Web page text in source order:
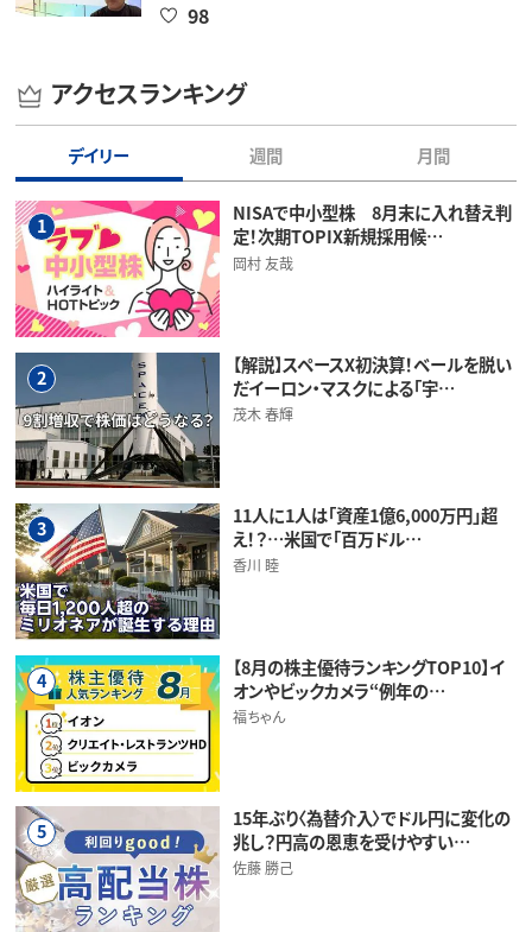
98
アクセスランキング
デイリー 週間 月間
1
NISAで中小型株 8月末に入れ替え判
定！次期TOPIX新規採用候…
岡村 友哉
2
【解説】スペースX初決算！ベールを脱い
だイーロン・マスクによる「宇…
茂木 春輝
3
11人に1人は「資産1億6,000万円」超
え！？…米国で「百万ドル…
香川 睦
4
【8月の株主優待ランキングTOP10】イ
オンやビックカメラ“例年の…
福ちゃん
5
15年ぶり〈為替介入〉でドル円に変化の
兆し？円高の恩恵を受けやすい…
佐藤 勝己